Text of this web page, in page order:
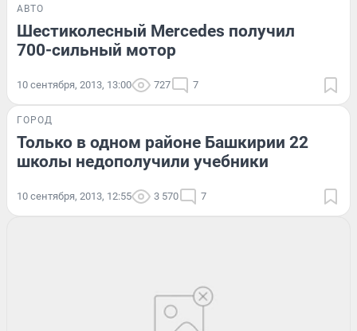
АВТО
Шестиколесный Mercedes получил
700-сильный мотор
10 сентября, 2013, 13:00 727 7
ГОРОД
Только в одном районе Башкирии 22
школы недополучили учебники
10 сентября, 2013, 12:55 3 570 7